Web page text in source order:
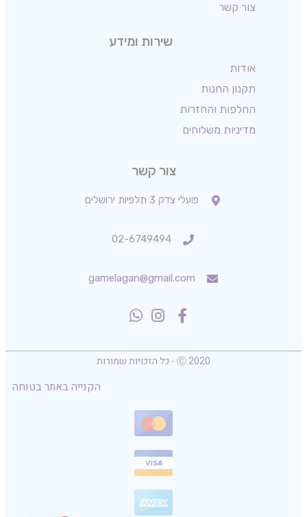
צור קשר
שירות ומידע
אודות
תקנון החנות
החלפות והחזרות
מדיניות משלוחים
צור קשר
פועלי צדק 3 תלפיות ירושלים
02-6749494
gamelagan@gmail.com
Ⓒ 2020 - כל הזכויות שמורות
הקנייה באתר בטוחה